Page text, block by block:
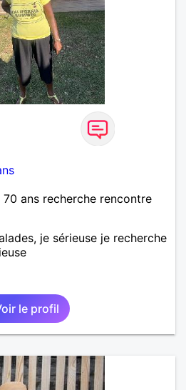
ans recherche rencontre
je sérieuse je recherche
le profil